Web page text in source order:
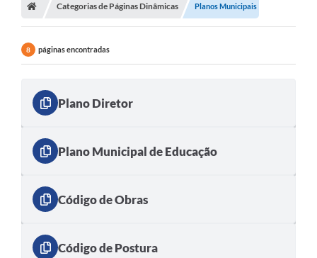
Categorias de Páginas Dinâmicas Planos Municipais
8 páginas encontradas
Plano Diretor
Plano Municipal de Educação
Código de Obras
Código de Postura